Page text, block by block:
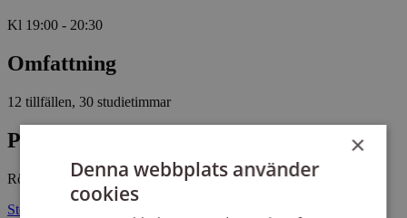
Kl 19:00 - 20:30
Omfattning
12 tillfällen, 30 studietimmar
Plats
Rödtornet
Storgatan 31 59230 VADSTENA
×
Denna webbplats använder
cookies